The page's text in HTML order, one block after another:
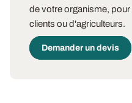
de votre organisme,
clients ou d'agriculteurs.
Demander un devis